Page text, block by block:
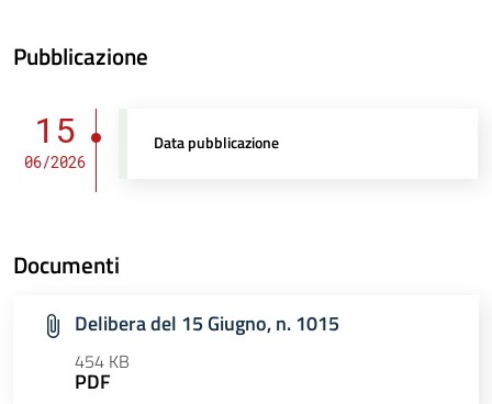
Pubblicazione
15
06/2026
Data pubblicazione
Documenti
Delibera del 15 Giugno, n. 1015
454 KB
PDF